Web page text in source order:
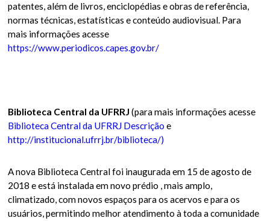
patentes, além de livros, enciclopédias e obras de referência,
normas técnicas, estatísticas e conteúdo audiovisual. Para
mais informações acesse
https://www.periodicos.capes.gov.br/
Biblioteca Central da UFRRJ(para mais informações acesse
Biblioteca Central da UFRRJ Descrição e
http://institucional.ufrrj.br/biblioteca/)
A nova Biblioteca Central foi inaugurada em 15 de agosto de
2018 e está instalada em novo prédio , mais amplo,
climatizado, com novos espaços para os acervos e para os
usuários, permitindo melhor atendimento à toda a comunidade